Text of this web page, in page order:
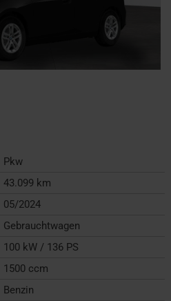
Pkw
43.099 km
05/2024
Gebrauchtwagen
100 kW / 136 PS
1500 ccm
Benzin